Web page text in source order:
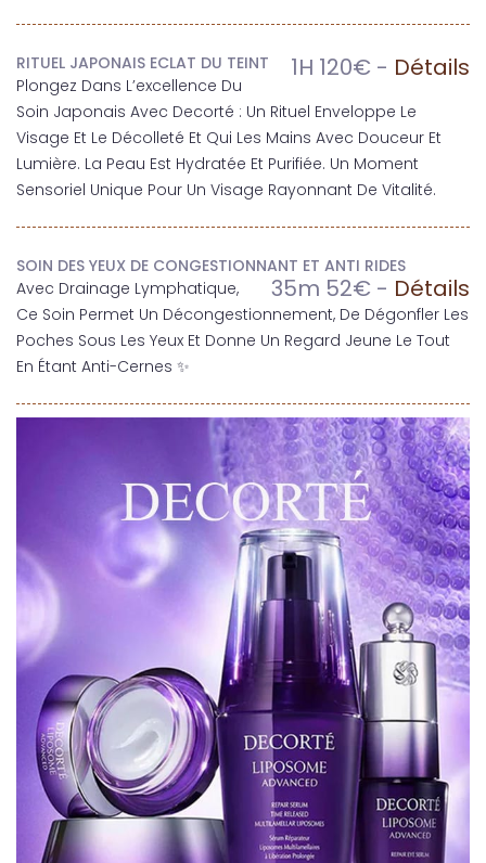
RITUEL JAPONAIS ECLAT DU TEINT 1H 120€ - Détails
Plongez Dans L’excellence Du
Soin Japonais Avec Decorté : Un Rituel Enveloppe Le
Visage Et Le Décolleté Et Qui Les Mains Avec Douceur Et
Lumière. La Peau Est Hydratée Et Purifiée. Un Moment
Sensoriel Unique Pour Un Visage Rayonnant De Vitalité.
SOIN DES YEUX DE CONGESTIONNANT ET ANTI RIDES
35m 52€ - Détails
Avec Drainage Lymphatique,
Ce Soin Permet Un Décongestionnement, De Dégonfler Les
Poches Sous Les Yeux Et Donne Un Regard Jeune Le Tout
En Étant Anti-Cernes ✨